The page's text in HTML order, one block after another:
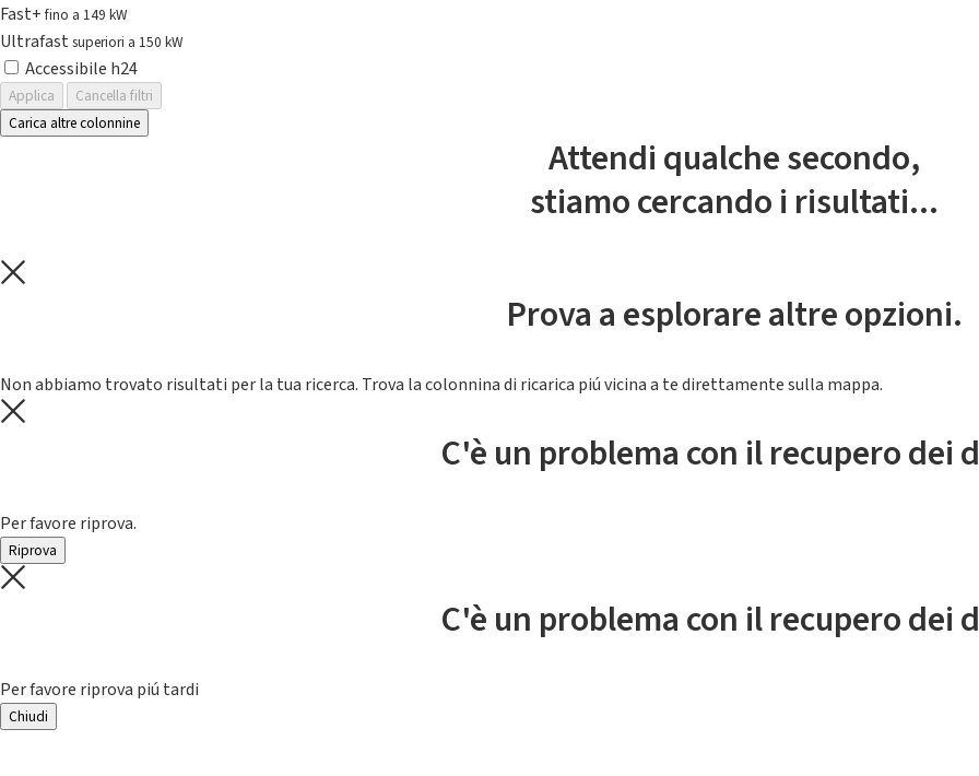
Fast+fino a 149 kW
Ultrafast superiori a 150 kW
Accessibile h24
Applica
Cancella filtri
Carica altre colonnine
Attendi qualche secondo,
stiamo cercando i risultati...
Prova a esplorare altre opzioni.
Non abbiamo trovato risultati per la tua ricerca. Trova la colonnina di ricarica piú vicina a te direttamente sulla mappa.
C'è un problema con il recupero dei
Per favore riprova.
Riprova
C'è un problema con il recupero dei
Per favore riprova piú tardi
Chiudi